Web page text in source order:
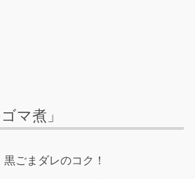
マ煮」
ごまダレのコク！